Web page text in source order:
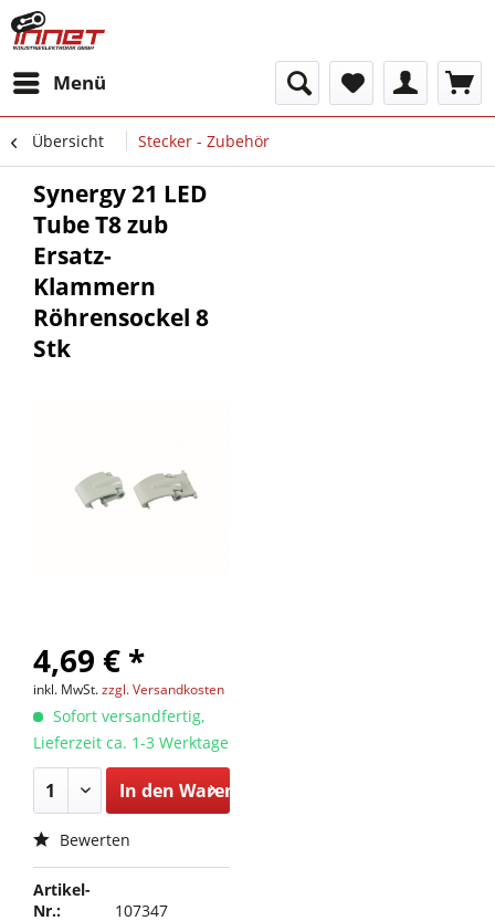
Menü
Übersicht Stecker - Zubehör
Synergy 21 LED
Tube T8 zub
Ersatz-
Klammern
Röhrensockel 8
Stk
4,69 € *
inkl. MwSt.zzgl. Versandkosten
Sofort versandfertig,
Lieferzeit ca. 1-3 Werktage
In den Warenkorb
Bewerten
Artikel-
Nr.:
107347